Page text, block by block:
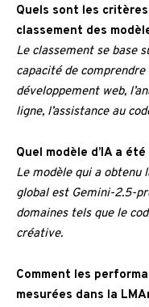
Quels sont les
classement des
Le classement se base
capacité de
développement web,
ligne, l’assistance au
Quel modèle d’IA a
Le modèle qui a obtenu
global est Gemini-2.5-
domaines tels que le
créative.
Comment les
mesurées dans la